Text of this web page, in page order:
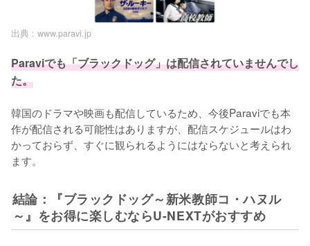
出典 : www.paravi.jp
Paraviでも「ブラックドッグ」は配信されていませんでし
た。
韓国のドラマや映画も配信しているため、今後Paraviでも本
作が配信される可能性はありますが、配信スケジュールはわ
かっておらず、すぐに観られるようにはならないと考えられ
ます。
結論：『ブラックドッグ～新米教師コ・ハヌル
～』をお得に楽しむならU-NEXTがおすすめ